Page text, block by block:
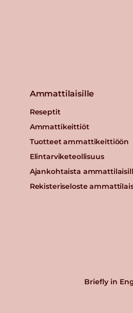
Ammattilaisille
Reseptit
Ammattikeittiöt
Tuotteet ammattikeittiöön
Elintarviketeollisuus
Ajankohtaista
Rekisteriseloste
Briefly in